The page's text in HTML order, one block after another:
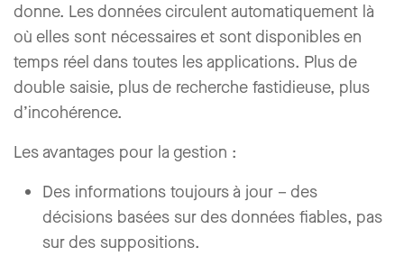
donne. Les données circulent automatiquement là
où elles sont nécessaires et sont disponibles en
temps réel dans toutes les applications. Plus de
double saisie, plus de recherche fastidieuse, plus
d’incohérence.
Les avantages pour la gestion :
Des informations toujours à jour – des
décisions basées sur des données fiables, pas
sur des suppositions.